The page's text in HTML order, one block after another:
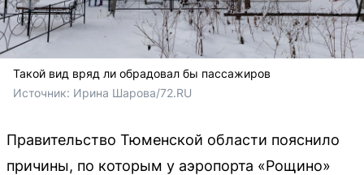
Такой вид вряд ли обрадовал бы пассажиров
Источник: Ирина Шарова/72.RU
Правительство Тюменской области пояснило
причины, по которым у аэропорта «Рощино»